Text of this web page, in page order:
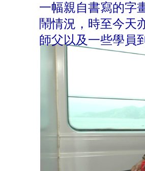
一幅親自書寫的字
鬧情況，時至今天
師父以及一些學員